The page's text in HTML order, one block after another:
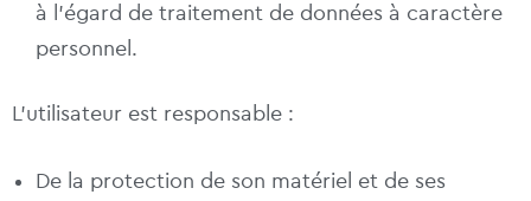
à l’égard de traitement de données à caractère
personnel.
L’utilisateur est responsable :
De la protection de son matériel et de ses